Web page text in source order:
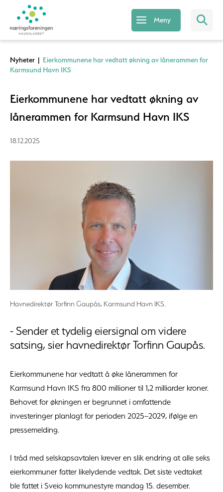
Meny
Nyheter | Eierkommunene har vedtatt økning av lånerammen for
Karmsund Havn IKS
Eierkommunene har vedtatt økning av
lånerammen for Karmsund Havn IKS
18.12.2025
Havnedirektør Torfinn Gaupås, Karmsund Havn IKS.
- Sender et tydelig eiersignal om videre
satsing, sier havnedirektør Torfinn Gaupås.
Eierkommunene har vedtatt å øke lånerammen for
Karmsund Havn IKS fra 800 millioner til 1,2 milliarder kroner.
Behovet for økningen er begrunnet i omfattende
investeringer planlagt for perioden 2025–2029, ifølge en
pressemelding.
I tråd med selskapsavtalen krever en slik endring at alle seks
eierkommuner fatter likelydende vedtak. Det siste vedtaket
ble fattet i Sveio kommunestyre mandag 15. desember.